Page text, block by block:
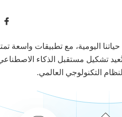
اليومية، مع تطبيقات واسعة
التكنولوجي العالمي.